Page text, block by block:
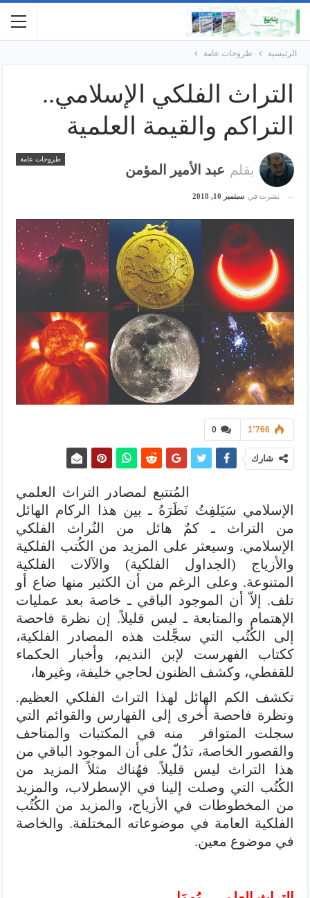
الرئيسية طروحات عامة
التراث الفلكي الإسلامي..
التراكم والقيمة العلمية
طروحات عامة
بقلم عبد الأمير المؤمن
نشرت في سبتمبر 10, 2018
0 1٬766
شارك
المُتتبع لمصادر التراث العلمي
الإسلامي سَيَلفِتُ نَظَرَهُ ـ بين هذا الركام الهائل
من التراث ـ كمٌ هائل من التُراث الفلكي
الإسلامي. وسيعثر على المزيد من الكُتب الفلكية
والأزياج (الجداول الفلكية) والآلات الفلكية
المتنوعة. وعلى الرغم من أن الكثير منها ضاع أو
تلف. إلاّ أن الموجود الباقي ـ خاصة بعد عمليات
الإهتمام والمتابعة ـ ليس قليلاً. إن نظرة فاحصة
إلى الكُتُب التي سجَّلت هذه المصادر الفلكية،
ككتاب الفهرست لإبن النديم، وأخبار الحكماء
للقفطي، وكشف الظنون لحاجي خليفة، وغيرها،
تكشف الكم الهائل لهذا التراث الفلكي العظيم.
ونظرة فاحصة أخرى إلى الفهارس والقوائم التي
سجلت المتوافر منه في المكتبات والمتاحف
والقصور الخاصة، تدُلّ على أن الموجود الباقي من
هذا التراث ليس قليلاً. فهُناك مثلاً المزيد من
الكُتُب التي وصلت إلينا في الإسطرلاب، والمزيد
من المخطوطات في الأزياج، والمزيد من الكُتُب
الفلكية العامة في موضوعاته المختلفة. والخاصة
في موضوع معين.